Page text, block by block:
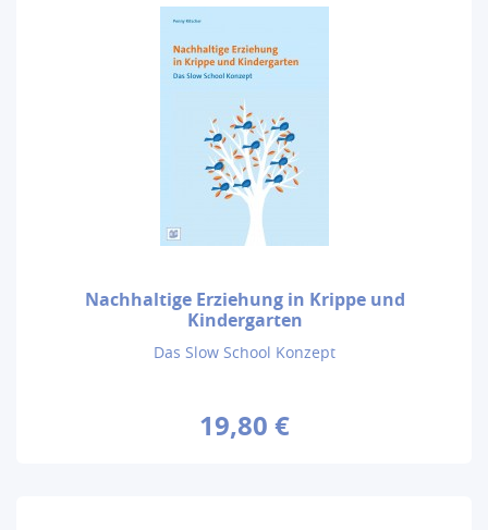
Nachhaltige Erziehung in Krippe und
Kindergarten
Das Slow School Konzept
19,80 €